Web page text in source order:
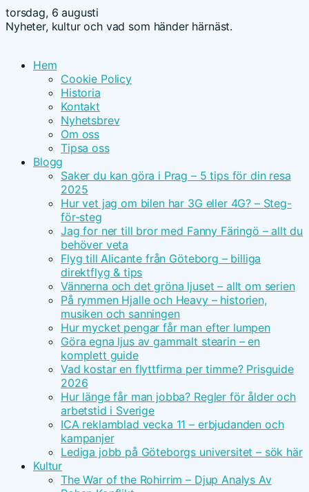
torsdag, 6 augusti
Nyheter, kultur och vad som händer härnäst.
Hem
Cookie Policy
Historia
Kontakt
Nyhetsbrev
Om oss
Tipsa oss
Blogg
Saker du kan göra i Prag – 5 tips för din resa
2025
Hur vet jag om bilen har 3G eller 4G? – Steg-
för-steg
Jag for ner till bror med Fanny Färingö – allt du
behöver veta
Flyg till Alicante från Göteborg – billiga
direktflyg & tips
Vännerna och det gröna ljuset – allt om serien
På rymmen Hjalle och Heavy – historien,
musiken och sanningen
Hur mycket pengar får man efter lumpen
Göra egna ljus av gammalt stearin – en
komplett guide
Vad kostar en flyttfirma per timme? Prisguide
2026
Hur länge får man jobba? Regler för ålder och
arbetstid i Sverige
ICA reklamblad vecka 11 – erbjudanden och
kampanjer
Lediga jobb på Göteborgs universitet – sök här
Kultur
The War of the Rohirrim – Djup Analys Av